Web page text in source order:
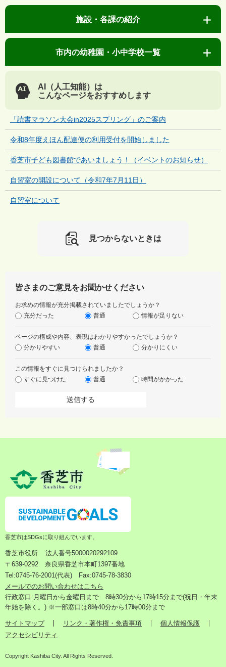
施設・各課の紹介
市内の幼稚園・小中学校一覧
AI（人工知能）は
こんなページをおすすめします
「読書マラソン大会in2025スプリング」のご案内
令和8年度えほん配達便の利用受付を開始しました
香芝市子ども図書館であいましょう！（イベントのお知らせ）
自習室の開設について（令和7年7月11日）
自習室について
見つからないときは
皆さまのご意見をお聞かせください
お求めの情報が充分掲載されていましたでしょうか？
充分だった
普通 情報が足りない
ページの構成や内容、表現はわかりやすかったでしょうか？
分かりやすい
普通 分かりにくい
この情報をすぐに見つけられましたか？
すぐに見つけた
普通 時間がかかった
香芝市はSDGsに取り組んでいます。
香芝市役所
法人番号5000020292109
〒639-0292 奈良県香芝市本町1397番地
Tel:0745-76-2001(代表) Fax:0745-78-3830
メールでのお問い合わせはこちら
行政窓口:月曜日から金曜日まで 8時30分から17時15分まで(祝日・年末
年始を除く。) ※一部窓口は8時40分から17時00分まで
サイトマップ リンク・著作権・免責事項
個人情報保護
アクセシビリティ
Copyright Kashiba City. All Rights Reserved.